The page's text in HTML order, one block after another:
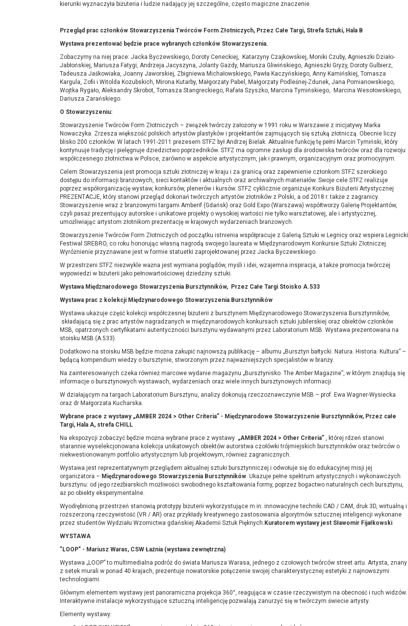
kierunki wyznaczyła biżuteria i ludzie nadający jej szczególne, często magiczne znaczenie.
Przegląd prac członków Stowarzyszenia Twórców Form Złotniczych, Przez Całe Targi, Strefa Sztuki, Hala B
Wystawa prezentować będzie prace wybranych członków Stowarzyszenia.
Zobaczymy na niej prace: Jacka Byczewskiego, Doroty Ceneckiej, Katarzyny Czajkowskiej, Moniki Czuby, Agnieszki Działo-
Jabłońskiej, Mariusza Fatygi, Andrzeja Jacyszyna, Jolanty Gazdy, Mariusza Gliwińskiego, Agnieszki Gryzy, Doroty Gulbierz,
Tadeusza Jaśkowiaka, Joanny Jaworskiej, Zbigniewa Michałowskiego, Pawła Kaczyńskiego, Anny Kamińskiej, Tomasza
Kargula, Zofii i Witolda Kozubskich, Mirona Kutarby, Małgorzaty Pabel, Małgorzaty Podleśnej-Zdunek, Jana Pomianowskiego,
Wojtka Rygało, Aleksandry Skrobot, Tomasza Stangreckiego, Rafała Szyszko, Marcina Tymińskiego, Marcina Wesołowskiego,
Dariusza Zarańskiego.
O Stowarzyszeniu:
Stowarzyszenie Twórców Form Złotniczych – związek twórczy założony w 1991 roku w Warszawie z inicjatywy Marka
Nowaczyka. Zrzesza większość polskich artystów plastyków i projektantów zajmujących się sztuką złotniczą. Obecnie liczy
blisko 200 członków. W latach 1991-2011 prezesem STFZ był Andrzej Bielak. Aktualnie funkcję tę pełni Marcin Tymiński, który
kontynuuje tradycję i pielęgnuje dziedzictwo poprzedników. STFZ ma ogromne zasługi dla środowiska twórców oraz dla rozwoju
współczesnego złotnictwa w Polsce, zarówno w aspekcie artystycznym, jak i prawnym, organizacyjnym oraz promocyjnym.
Celem Stowarzyszenia jest promocja sztuki złotniczej w kraju i za granicą oraz zapewnienie członkom STFZ szerokiego
dostępu do informacji branżowych, sieci kontaktów i aktualnych oraz archiwalnych materiałów. Swoje cele STFZ realizuje
poprzez współorganizację wystaw, konkursów, plenerów i kursów. STFZ cyklicznie organizuje Konkurs Biżuterii Artystycznej
PREZENTACJE, który stanowi przegląd dokonań twórczych artystów złotników z Polski, a od 2018 r. także z zagranicy.
Stowarzyszenie wraz z branżowymi targami Amberif (Gdańsk) oraz Gold Expo (Warszawa) współtworzy Galerię Projektantów,
czyli pasaż prezentujący autorskie i unikatowe projekty o wysokiej wartości nie tylko warsztatowej, ale i artystycznej,
umożliwiając artystom złotnikom prezentację w krajowych wydarzeniach branżowych.
Stowarzyszenie Twórców Form Złotniczych od początku istnienia współpracuje z Galerią Sztuki w Legnicy oraz wspiera Legnicki
Festiwal SREBRO, co roku honorując własną nagrodą swojego laureata w Międzynarodowym Konkursie Sztuki Złotniczej.
Wyróżnienie przyznawane jest w formie statuetki zaprojektowanej przez Jacka Byczewskiego.
W przestrzeni STFZ niezwykle ważna jest wymiana poglądów, myśli i idei, wzajemna inspiracja, a także promocja twórczej
wypowiedzi w biżuterii jako pełnowartościowej dziedziny sztuki.
Wystawa Międznarodowego Stowarzyszenia Bursztynników, Przez Całe Targi Stoisko A.533
Wystawa prac z kolekcji Międzynarodowego Stowarzyszenia Bursztynników
Wystawa ukazuje część kolekcji współczesnej biżuterii z bursztynem Międzynarodowego Stowarzyszenia Bursztynników,
składającą się z prac artystów nagradzanych w międzynarodowych konkursach sztuki jubilerskiej oraz obiektów członków
MSB, opatrzonych certyfikatami autentyczności bursztynu wydawanymi przez Laboratorium MSB. Wystawa prezentowana na
stoisku MSB (A.533).
Dodatkowo na stoisku MSB będzie można zakupić najnowszą publikację – albumu „Bursztyn bałtycki. Natura. Historia. Kultura” –
będącą kompendium wiedzy o bursztynie, stworzonym przez najważniejszych specjalistów w branży.
Na zainteresowanych czeka również marcowe wydanie magazynu „Bursztynisko. The Amber Magazine”, w którym znajdują się
informacje o bursztynowych wystawach, wydarzeniach oraz wiele innych bursztynowych informacji.
W działającym na targach Laboratorium Bursztynu, analizy dokonują rzeczoznawczynie MSB – prof. Ewa Wagner-Wysiecka
oraz dr Małgorzata Kucharska.
Wybrane prace z wystawy „AMBER 2024 > Other Criteria” - Międzynarodowe Stowarzyszenie Bursztynników, Przez całe
Targi, Hala A, strefa CHILL
Na ekspozycji zobaczyć będzie można wybrane prace z wystawy „AMBER 2024 > Other Criteria” , której rdzeń stanowi
starannie wyselekcjonowana kolekcja unikatowych obiektów autorstwa czołówki trójmiejskich bursztynników oraz twórców o
niekwestionowanym portfolio artystycznym lub projektowym, również zagranicznych.
Wystawa jest reprezentatywnym przeglądem aktualnej sztuki bursztynniczej i odwołuje się do edukacyjnej misji jej
organizatora – Międzynarodowego Stowarzyszenia Bursztynników. Ukazuje pełne spektrum artystycznych i wykonawczych
bursztynu: od jego rzeźbiarskich możliwości swobodnego kształtowania formy, poprzez bogactwo naturalnych cech bursztynu,
aż po obiekty eksperymentalne.
Wyodrębnioną przestrzeń stanowią prototypy biżuterii wykorzystujące m.in. innowacyjne techniki CAD / CAM, druk 3D, wirtualną i
rozszerzoną rzeczywistość (VR / AR) oraz przykłady kreatywnego zastosowania algorytmów sztucznej inteligencji wykonane
przez studentów Wydziału Wzornictwa gdańskiej Akademii Sztuk Pięknych. Kuratorem wystawy jest Sławomir Fijałkowski
WYSTAWA
"LOOP" - Mariusz Waras, CSW Łaźnia (wystawa zewnętrzna)
Wystawa „LOOP” to multimedialna podróż do świata Mariusza Warasa, jednego z czołowych twórców street artu. Artysta, znany
z setek murali w ponad 40 krajach, prezentuje nowatorskie połączenie swojej charakterystycznej estetyki z najnowszymi
technologiami.
Głównym elementem wystawy jest panoramiczna projekcja 360°, reagująca w czasie rzeczywistym na obecność i ruch widzów.
Interaktywne instalacje wykorzystujące sztuczną inteligencję pozwalają zanurzyć się w twórczym świecie artysty.
Elementy wystawy: